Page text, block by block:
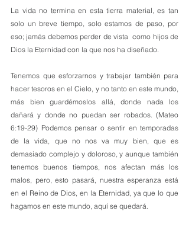
La vida no termina en esta tierra material, es tan
solo un breve tiempo, solo estamos de paso, por
eso; jamás debemos perder de vista  como hijos de
Dios la Eternidad con la que nos ha diseñado.
Tenemos que esforzarnos y trabajar también para
hacer tesoros en el Cielo, y no tanto en este mundo,
más bien guardémoslos allá, donde nada los
dañará y donde no puedan ser robados. (Mateo
6:19-29) Podemos pensar o sentir en temporadas
de la vida, que no nos va muy bien, que es
demasiado complejo y doloroso, y aunque también
tenemos buenos tiempos, nos afectan más los
malos, pero, esto pasará, nuestra esperanza está
en el Reino de Dios, en la Eternidad, ya que lo que
hagamos en este mundo, aquí se quedará.